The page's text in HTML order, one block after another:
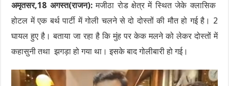
अमृतसर,18 अगस्त(राजन):मजीठा रोड क्षेत्र में स्थित जेके क्लासिक
होटल में एक बर्थ पार्टी में गोली चलने से दो दोस्तों की मौत हो गई है। 2
घायल हुए है। बताया जा रहा है कि मुंह पर केक मलने को लेकर दोस्तों में
कहासुनी तथा झगड़ा हो गया था। इसके बाद गोलीबारी हो गई।